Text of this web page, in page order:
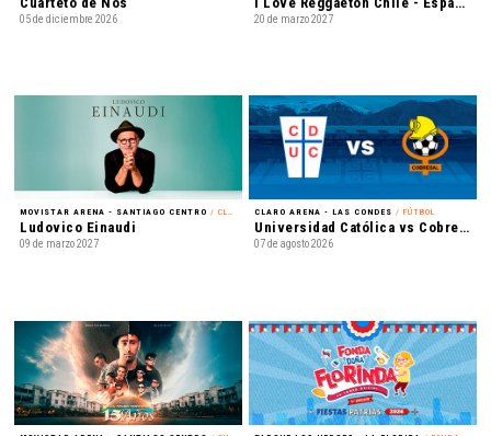
05 de diciembre 2026 20 de marzo 2027
MOVISTAR ARENA - SANTIAGO CENTRO / CLÁSICA
Ludovico Einaudi
09 de marzo 2027
CLARO ARENA - LAS CONDES / FÚTBOL
Universidad Católica vs Cobresal - Liga de Primera Mercado Libre - Fecha 18
07 de agosto 2026